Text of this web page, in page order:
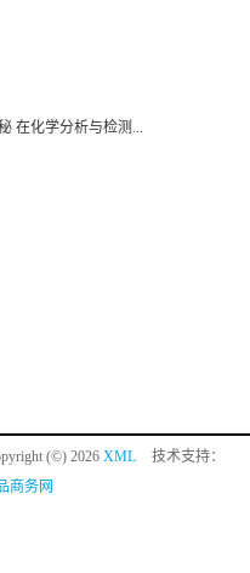
在化学分析与检测...
(©) 2026 XML
技术支持：
商务网